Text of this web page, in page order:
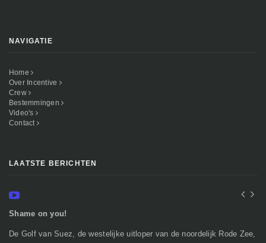
NAVIGATIE
Home
Over Incentive
Crew
Bestemmingen
Video's
Contact
LAATSTE BERICHTEN
Shame on you!
De Golf van Suez, de westelijke uitloper van de noordelijk Rode Zee,